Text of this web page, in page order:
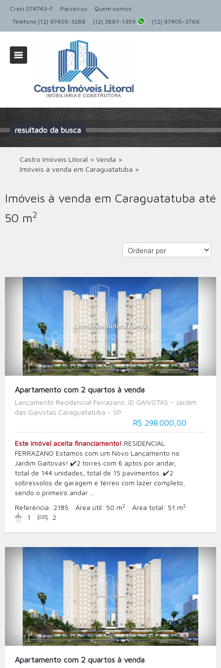
Creci 074743-F Parceiros
Quem somos
Telefone (12) 97405-3288
(12) 3881-1359 (12) 97405-3766
resultado da busca
Castro Imóveis Litoral > Venda >
Imóveis à venda em Caraguatatuba >
Imóveis à venda em Caraguatatuba até
50 m2
Apartamento com 2 quartos à venda
Lançamento Residencial Ferrazano JD GAIVOTAS - Jardim
das Gaivotas Caraguatatuba - SP
R$ 298.000,00
Este imóvel aceita financiamento! RESIDENCIAL
FERRAZANO Estamos com um Novo Lançamento no
Jardim Gaitovas! ✔️2 torres com 6 aptos por andar,
total de 144 unidades, total de 15 pavimentos. ✔️2
sobressolos de garagem e térreo com lazer completo,
sendo o primeiro andar ...
Referência: 2185 Área útil: 50 m2 Área total: 51 m2
1 2
Apartamento com 2 quartos à venda